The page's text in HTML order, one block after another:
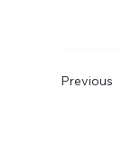
Previous